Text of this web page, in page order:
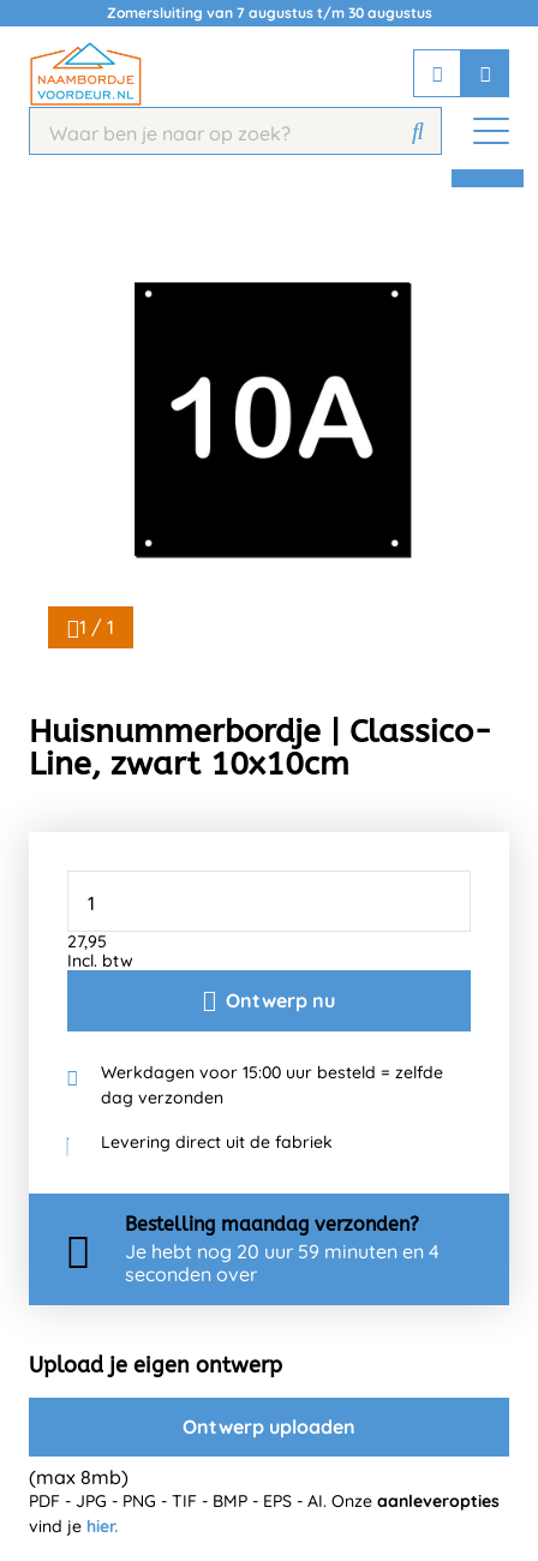
Zomersluiting van 7 augustus t/m 30 augustus
Chat 24/7 met onze chatbot voor
Contact
1 / 1
Huisnummerbordje | Classico-
Line, zwart 10x10cm
Ontwerp nu
27,95
Incl. btw
Werkdagen voor 15:00 uur besteld = zelfde
dag verzonden
Levering direct uit de fabriek
Bestelling maandag verzonden?
Je hebt nog 20 uur 59 minuten en 3
seconden over
Upload je eigen ontwerp
Ontwerp uploaden
(max 8mb)
PDF - JPG - PNG - TIF - BMP - EPS - AI. Onze aanleveropties
vind je hier.